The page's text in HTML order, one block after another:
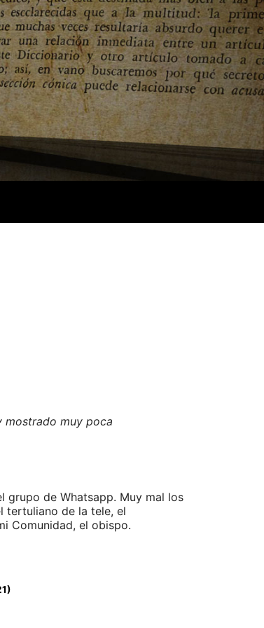
mostrado muy poca
grupo de Whatsapp. Muy mal los
tertuliano de la tele, el
Comunidad, el obispo.